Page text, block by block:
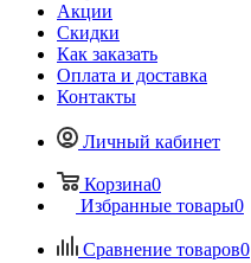
Акции
Скидки
Как заказать
Оплата и доставка
Контакты
Личный кабинет
Корзина0
Избранные товары0
Сравнение товаров0